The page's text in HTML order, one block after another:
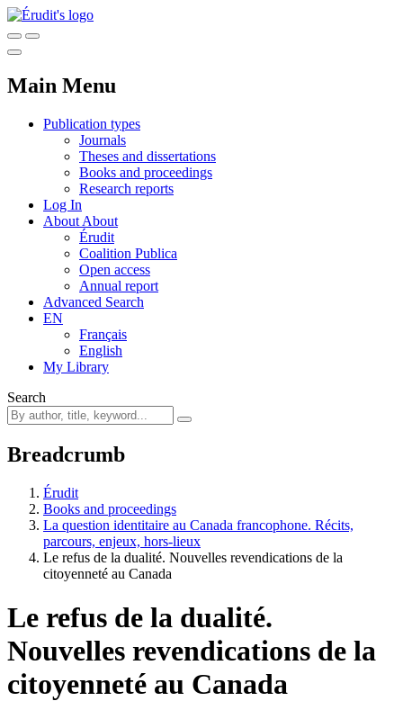
Main Menu
Publication types
Journals
Theses and dissertations
Books and proceedings
Research reports
Log In
About About
Érudit
Coalition Publica
Open access
Annual report
Advanced Search
EN
Français
English
My Library
Search
Breadcrumb
Érudit
Books and proceedings
La question identitaire au Canada francophone. Récits,
parcours, enjeux, hors-lieux
Le refus de la dualité. Nouvelles revendications de la
citoyenneté au Canada
Le refus de la dualité.
Nouvelles revendications de la
citoyenneté au Canada